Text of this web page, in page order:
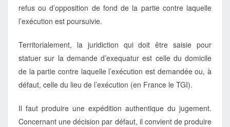
refus ou d’opposition de fond de la partie contre laquelle
l’exécution est poursuivie.
Territorialement, la juridiction qui doit être saisie pour
statuer sur la demande d’exequatur est celle du domicile
de la partie contre laquelle l’exécution est demandée ou, à
défaut, celle du lieu de l’exécution (en France le TGI).
Il faut produire une expédition authentique du jugement.
Concernant une décision par défaut, il convient de produire